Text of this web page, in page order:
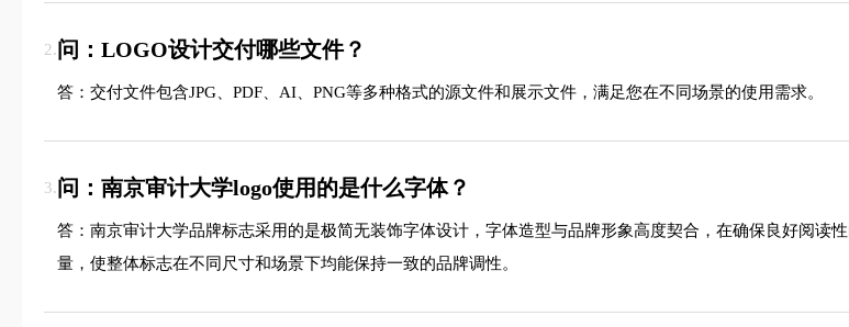
2.问：LOGO设计交付哪些文件？
答：交付文件包含JPG、PDF、AI、PNG等多种格式的源文件和展示文件，满足您在不同场景的使用需求。
3.问：南京审计大学logo使用的是什么字体？
答：南京审计大学品牌标志采用的是极简无装饰字体设计，字体造型与品牌形象高度契合，在确保良好阅读
量，使整体标志在不同尺寸和场景下均能保持一致的品牌调性。